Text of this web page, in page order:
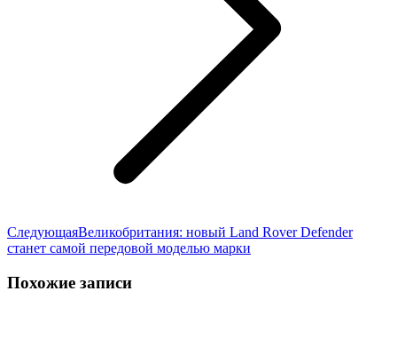
СледующаяСледующая
запись:
Великобритания: новый Land Rover Defender
станет самой передовой моделью марки
Похожие записи